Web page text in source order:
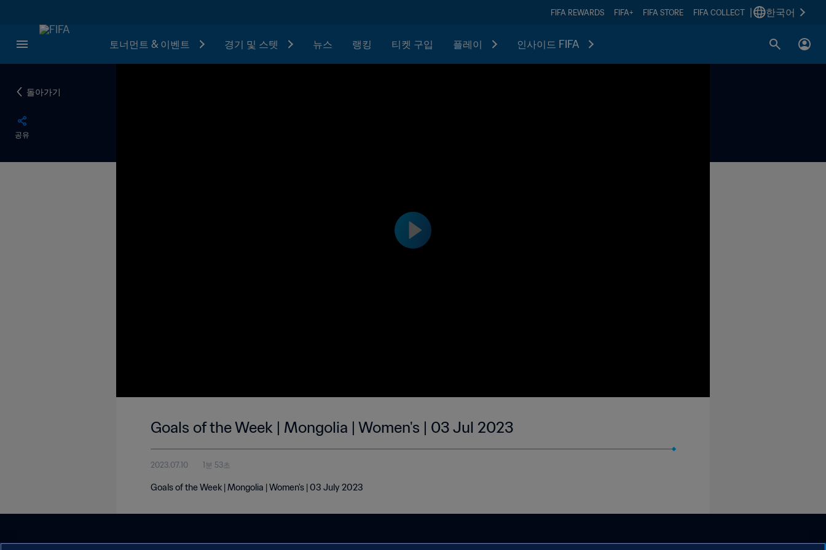
FIFA REWARDS FIFA+ FIFA STORE FIFA COLLECT 한국어
토너먼트 & 이벤트 경기 및 스텟 뉴스 랭킹 티켓 구입 플레이 인사이드 FIFA
돌아가기
공유
Goals of the Week | Mongolia | Women's | 03 Jul 2023
2023.07.10 1분 53초
Goals of the Week | Mongolia | Women's | 03 July 2023